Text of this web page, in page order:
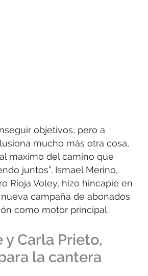
objetivos, pero a
mucho más otra cosa,
maximo del camino que
juntos”. Ismael Merino,
Rioja Voley, hizo hincapié en
campaña de abonados
como motor principal.
y Carla Prieto,
la cantera